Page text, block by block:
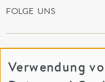
FOLGE UNS
FUSSNAVIGATION
DATENSCHUTZ & AGB
Verwendung